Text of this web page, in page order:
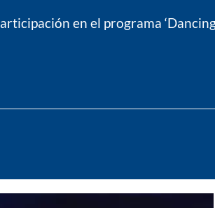
en el programa